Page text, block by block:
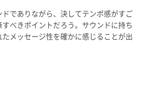
でありながら、決してテンポ感がすご
べきポイントだろう。サウンドに持ち
メッセージ性を確かに感じることが出